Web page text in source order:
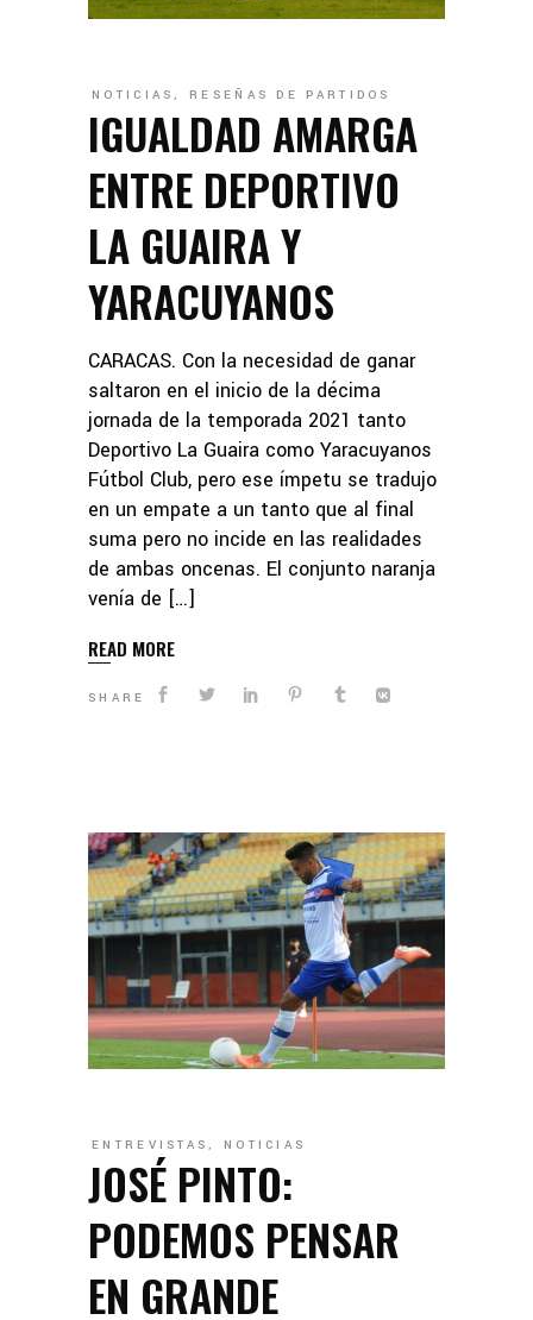
NOTICIAS, RESEÑAS DE PARTIDOS
IGUALDAD AMARGA
ENTRE DEPORTIVO
LA GUAIRA Y
YARACUYANOS
CARACAS. Con la necesidad de ganar
saltaron en el inicio de la décima
jornada de la temporada 2021 tanto
Deportivo La Guaira como Yaracuyanos
Fútbol Club, pero ese ímpetu se tradujo
en un empate a un tanto que al final
suma pero no incide en las realidades
de ambas oncenas. El conjunto naranja
venía de […]
READ MORE
SHARE
ENTREVISTAS, NOTICIAS
JOSÉ PINTO:
PODEMOS PENSAR
EN GRANDE